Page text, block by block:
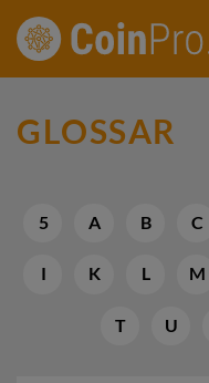
Zum
Inhalt
GLOSSAR
5 A B C
I K L M
T U